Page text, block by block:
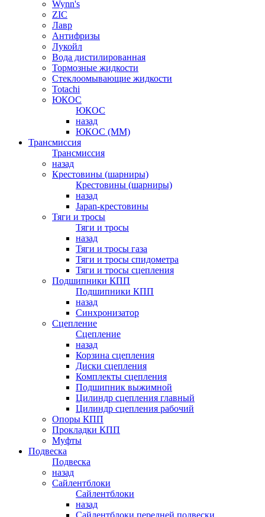
Wynn's
ZIC
Лавр
Антифризы
Лукойл
Вода дистилированная
Тормозные жидкости
Стеклоомывающие жидкости
Totachi
ЮКОС
ЮКОС
назад
ЮКОС (ММ)
Трансмиссия
Трансмиссия
назад
Крестовины (шарниры)
Крестовины (шарниры)
назад
Japan-крестовины
Тяги и тросы
Тяги и тросы
назад
Тяги и тросы газа
Тяги и тросы спидометра
Тяги и тросы сцепления
Подшипники КПП
Подшипники КПП
назад
Синхронизатор
Сцепление
Сцепление
назад
Корзина сцепления
Диски сцепления
Комплекты сцепления
Подшипник выжимной
Цилиндр сцепления главный
Цилиндр сцепления рабочий
Опоры КПП
Прокладки КПП
Муфты
Подвеска
Подвеска
назад
Сайлентблоки
Сайлентблоки
назад
Сайлентблоки передней подвески